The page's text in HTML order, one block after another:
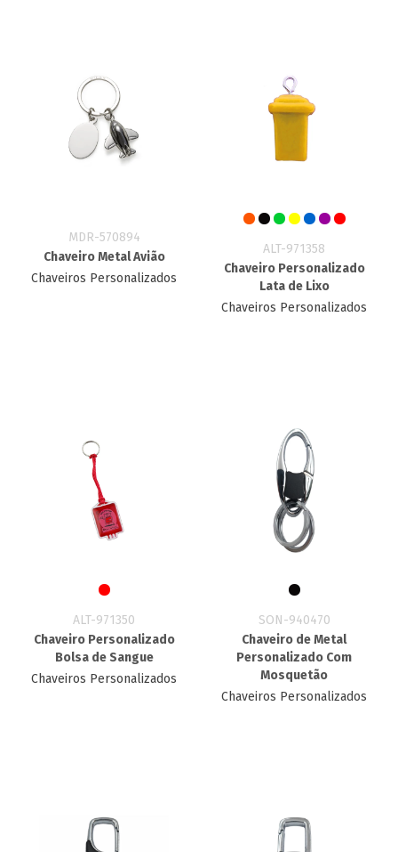
MDR-570894
Chaveiro Metal Avião
Chaveiros Personalizados
ALT-971358
Chaveiro Personalizado
Lata de Lixo
Chaveiros Personalizados
ALT-971350
Chaveiro Personalizado
Bolsa de Sangue
Chaveiros Personalizados
SON-940470
Chaveiro de Metal
Personalizado Com
Mosquetão
Chaveiros Personalizados